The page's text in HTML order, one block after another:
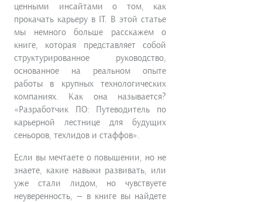
ценными инсайтами о том, как
прокачать карьеру в IT. В этой статье
мы немного больше расскажем о
книге, которая представляет собой
структурированное руководство,
основанное на реальном опыте
работы в крупных технологических
компаниях. Как она называется?
«Разработчик ПО: Путеводитель по
карьерной лестнице для будущих
сеньоров, техлидов и стаффов».
Если вы мечтаете о повышении, но не
знаете, какие навыки развивать, или
уже стали лидом, но чувствуете
неуверенность, — в книге вы найдете